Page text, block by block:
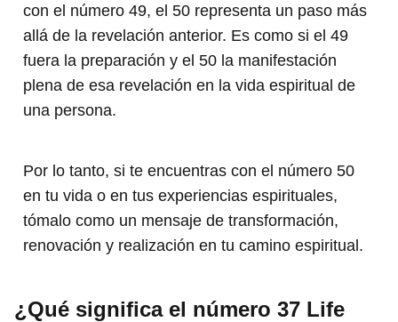
con el número 49, el 50 representa un paso más
allá de la revelación anterior. Es como si el 49
fuera la preparación y el 50 la manifestación
plena de esa revelación en la vida espiritual de
una persona.
Por lo tanto, si te encuentras con el número 50
en tu vida o en tus experiencias espirituales,
tómalo como un mensaje de transformación,
renovación y realización en tu camino espiritual.
¿Qué significa el número 37 Life